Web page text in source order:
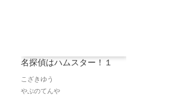
名探偵はハムスター！１
こざきゆう
やぶのてんや